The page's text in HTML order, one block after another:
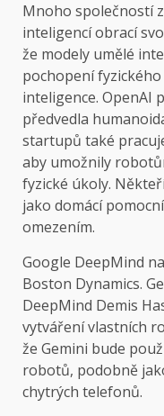
Mnoho společností
inteligencí obrací
že modely umělé
pochopení
inteligence. OpenAI
předvedla
startupů také
aby umožnily
fyzické úkoly.
jako domácí
omezením.
Google DeepMind
Boston Dynamics.
DeepMind Demis
vytváření vlastních
že Gemini bude
robotů, podobně
chytrých telefonů.